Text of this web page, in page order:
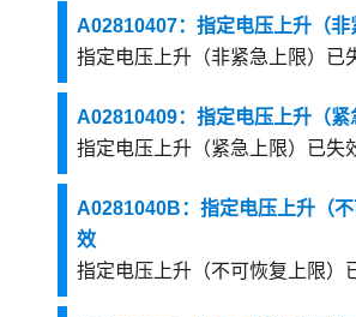
A02810407：指定电压上升（非
指定电压上升（非紧急上限）已
A02810409：指定电压上升（紧
指定电压上升（紧急上限）已失
A0281040B：指定电压上升（
效
指定电压上升（不可恢复上限）